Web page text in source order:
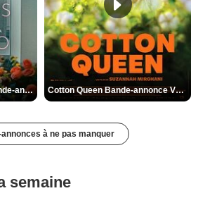
Des Fleurs pour Tokyo Bande-annonce VO STFR Cotton Queen Bande-annonce VO STFR
à ne pas manquer
semaine